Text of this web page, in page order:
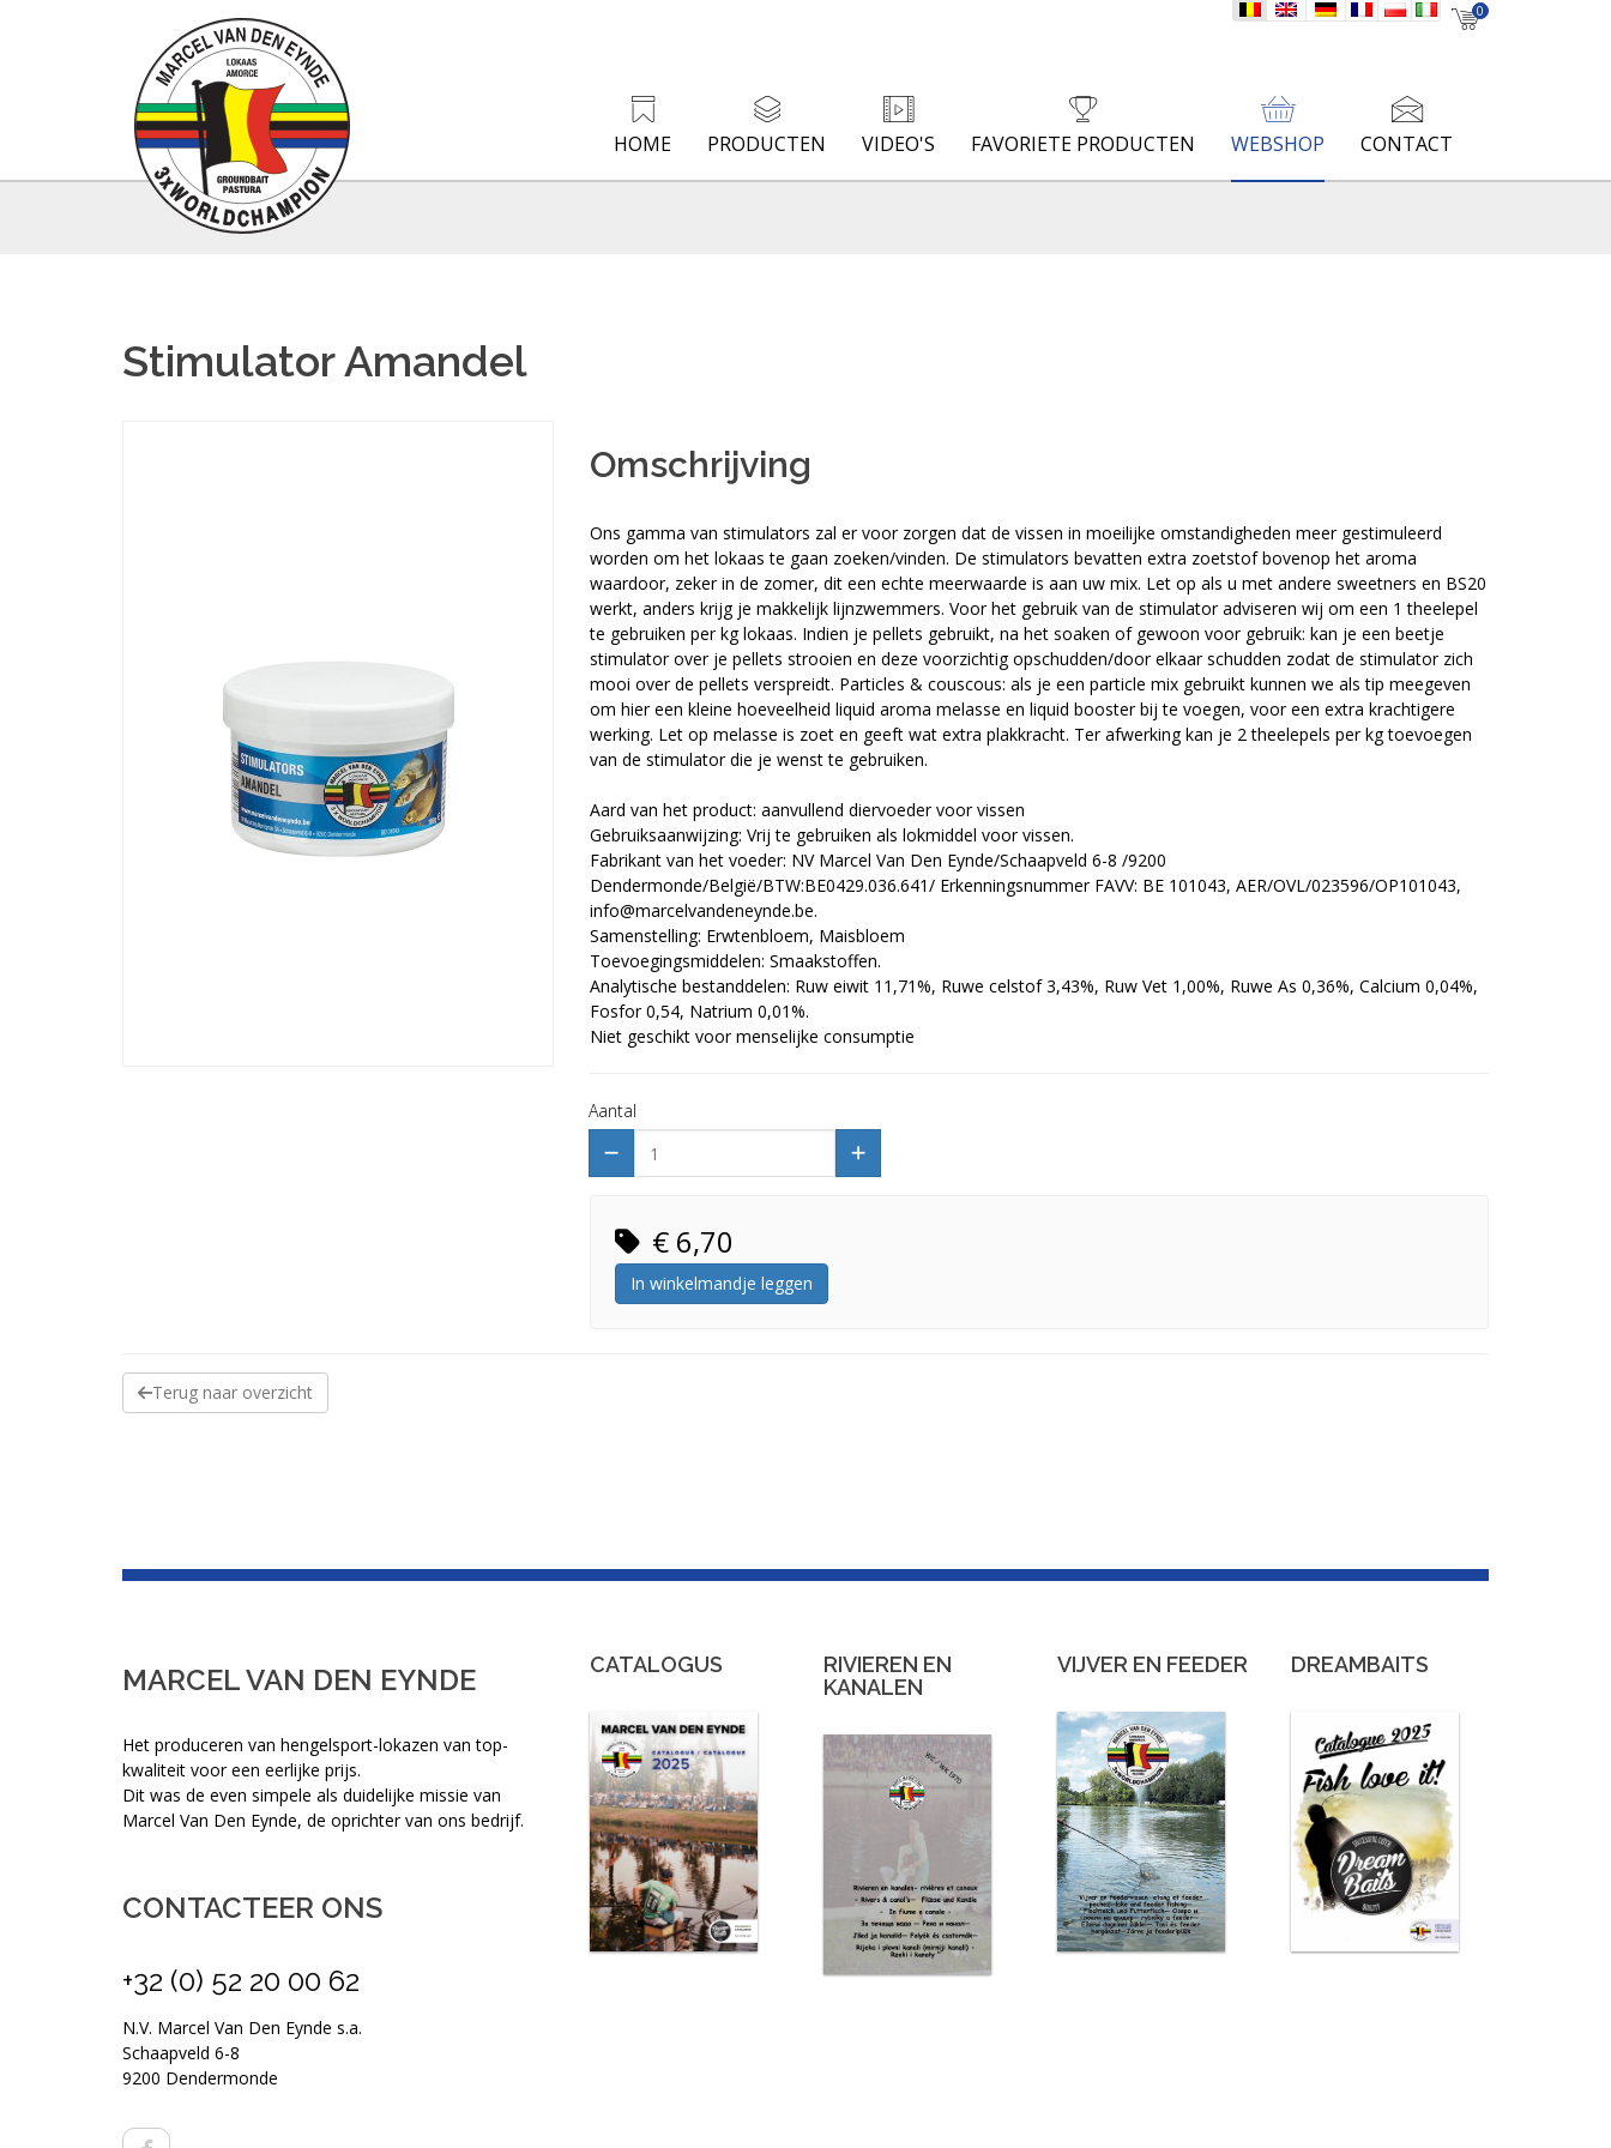
nl en de fr pl it 0
HOME PRODUCTEN VIDEO'S FAVORIETE PRODUCTEN WEBSHOP CONTACT
Stimulator Amandel
Omschrijving
Ons gamma van stimulators zal er voor zorgen dat de vissen in moeilijke omstandigheden meer gestimuleerd
worden om het lokaas te gaan zoeken/vinden. De stimulators bevatten extra zoetstof bovenop het aroma
waardoor, zeker in de zomer, dit een echte meerwaarde is aan uw mix. Let op als u met andere sweetners en BS20
werkt, anders krijg je makkelijk lijnzwemmers. Voor het gebruik van de stimulator adviseren wij om een 1 theelepel
te gebruiken per kg lokaas. Indien je pellets gebruikt, na het soaken of gewoon voor gebruik: kan je een beetje
stimulator over je pellets strooien en deze voorzichtig opschudden/door elkaar schudden zodat de stimulator zich
mooi over de pellets verspreidt. Particles & couscous: als je een particle mix gebruikt kunnen we als tip meegeven
om hier een kleine hoeveelheid liquid aroma melasse en liquid booster bij te voegen, voor een extra krachtigere
werking. Let op melasse is zoet en geeft wat extra plakkracht. Ter afwerking kan je 2 theelepels per kg toevoegen
van de stimulator die je wenst te gebruiken.
Aard van het product: aanvullend diervoeder voor vissen
Gebruiksaanwijzing: Vrij te gebruiken als lokmiddel voor vissen.
Fabrikant van het voeder: NV Marcel Van Den Eynde/Schaapveld 6-8 /9200
Dendermonde/België/BTW:BE0429.036.641/ Erkenningsnummer FAVV: BE 101043, AER/OVL/023596/OP101043,
info@marcelvandeneynde.be.
Samenstelling: Erwtenbloem, Maisbloem
Toevoegingsmiddelen: Smaakstoffen.
Analytische bestanddelen: Ruw eiwit 11,71%, Ruwe celstof 3,43%, Ruw Vet 1,00%, Ruwe As 0,36%, Calcium 0,04%,
Fosfor 0,54, Natrium 0,01%.
Niet geschikt voor menselijke consumptie
Aantal
€ 6,70
In winkelmandje leggen
Terug naar overzicht
MARCEL VAN DEN EYNDE
Het produceren van hengelsport-lokazen van top-
kwaliteit voor een eerlijke prijs.
Dit was de even simpele als duidelijke missie van
Marcel Van Den Eynde, de oprichter van ons bedrijf.
CONTACTEER ONS
+32 (0) 52 20 00 62
N.V. Marcel Van Den Eynde s.a.
Schaapveld 6-8
9200 Dendermonde
CATALOGUS
RIVIEREN EN
KANALEN
VIJVER EN FEEDER DREAMBAITS